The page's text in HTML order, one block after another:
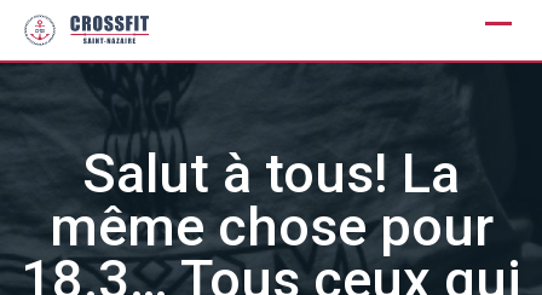
Skip
Salut à tous! La
même chose pour
18.3… Tous ceux qui